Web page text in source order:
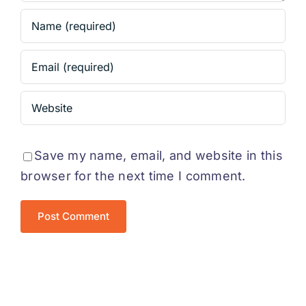
Save my name, email, and website in this
browser for the next time I comment.